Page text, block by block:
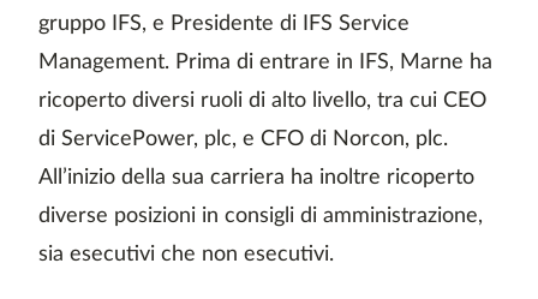
gruppo IFS, e Presidente di IFS Service
Management. Prima di entrare in IFS, Marne ha
ricoperto diversi ruoli di alto livello, tra cui CEO
di ServicePower, plc, e CFO di Norcon, plc.
All’inizio della sua carriera ha inoltre ricoperto
diverse posizioni in consigli di amministrazione,
sia esecutivi che non esecutivi.